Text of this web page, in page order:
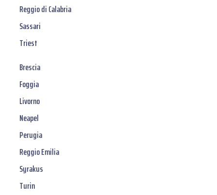
Reggio di Calabria
Sassari
Triest
Brescia
Foggia
Livorno
Neapel
Perugia
Reggio Emilia
Syrakus
Turin